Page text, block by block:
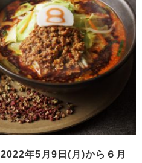
2022年5月9日(月)から６月